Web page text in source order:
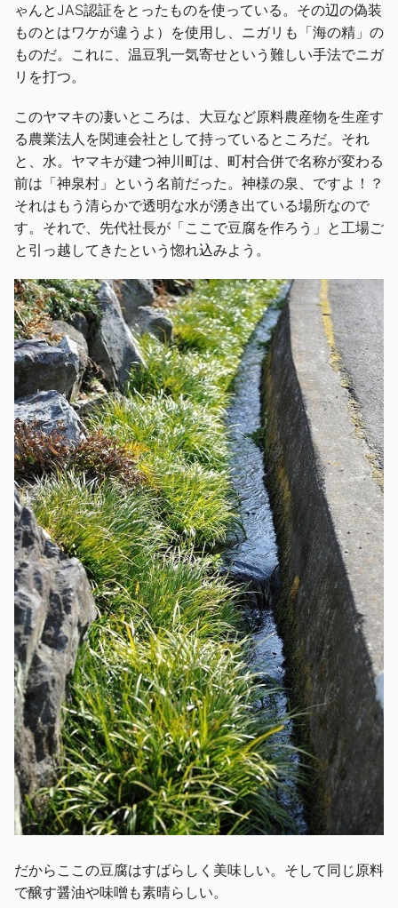
ゃんとJAS認証をとったものを使っている。その辺の偽装
ものとはワケが違うよ）を使用し、ニガリも「海の精」の
ものだ。これに、温豆乳一気寄せという難しい手法でニガ
リを打つ。
このヤマキの凄いところは、大豆など原料農産物を生産す
る農業法人を関連会社として持っているところだ。それ
と、水。ヤマキが建つ神川町は、町村合併で名称が変わる
前は「神泉村」という名前だった。神様の泉、ですよ！？
それはもう清らかで透明な水が湧き出ている場所なので
す。それで、先代社長が「ここで豆腐を作ろう」と工場ご
と引っ越してきたという惚れ込みよう。
だからここの豆腐はすばらしく美味しい。そして同じ原料
で醸す醤油や味噌も素晴らしい。